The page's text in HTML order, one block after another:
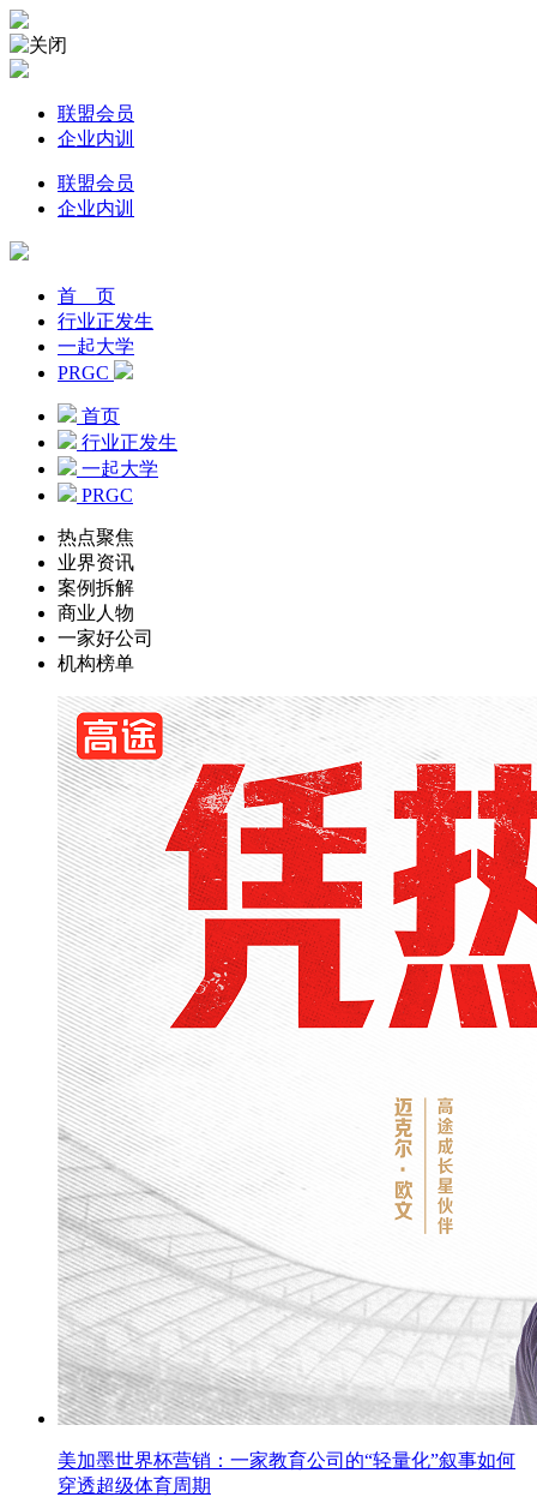
联盟会员
企业内训
联盟会员
企业内训
首 页
行业正发生
一起大学
PRGC
首页
行业正发生
一起大学
PRGC
热点聚焦
业界资讯
案例拆解
商业人物
一家好公司
机构榜单
美加墨世界杯营销：一家教育公司的“轻量化”叙事如何
穿透超级体育周期